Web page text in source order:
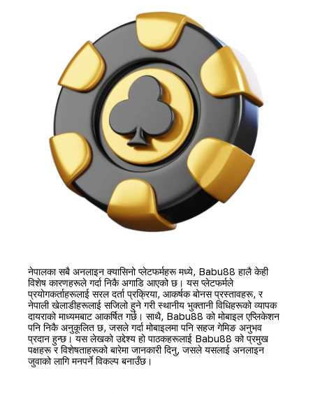
नेपालका सबै अनलाइन क्यासिनो प्लेटफर्महरू मध्ये, Babu88 हालै केही
विशेष कारणहरूले गर्दा निकै अगाडि आएको छ। यस प्लेटफर्मले
प्रयोगकर्ताहरूलाई सरल दर्ता प्रक्रिया, आकर्षक बोनस प्रस्तावहरू, र
नेपाली खेलाडीहरूलाई सजिलो हुने गरी स्थानीय भुक्तानी विधिहरूको व्यापक
दायराको माध्यमबाट आकर्षित गर्छ। साथै, Babu88 को मोबाइल एप्लिकेशन
पनि निकै अनुकूलित छ, जसले गर्दा मोबाइलमा पनि सहज गेमिङ अनुभव
प्रदान हुन्छ। यस लेखको उद्देश्य हो पाठकहरूलाई Babu88 को प्रमुख
पक्षहरू र विशेषताहरूको बारेमा जानकारी दिनु, जसले यसलाई अनलाइन
जुवाको लागि मनपर्ने विकल्प बनाउँछ।